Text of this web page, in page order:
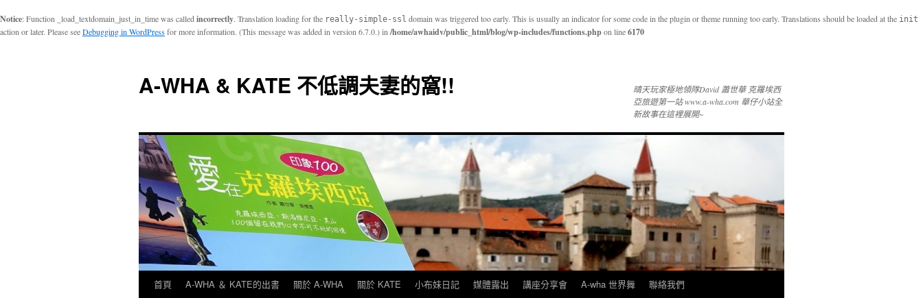
Notice: Function _load_textdomain_just_in_time was called incorrectly. Translation loading for the really-simple-ssl domain was triggered too early. This is usually an indicator for some code in the plugin or theme running too early. Translations should be loaded at the init
action or later. Please seeDebugging in WordPressfor more information. (This message was added in version 6.7.0.) in /home/awhaidv/public_html/blog/wp-includes/functions.phpon line6170
A-WHA & KATE 不低調夫妻的窩!!
晴天玩家極地領隊David 蕭世華 克羅埃西
亞旅遊第一站 www.a-wha.com 華仔小站全
新故事在這裡展開~
首頁 A-WHA ＆ KATE的出書 關於 A-WHA 關於 KATE 小布妹日記 媒體露出 講座分享會 A-wha 世界舞
聯絡我們